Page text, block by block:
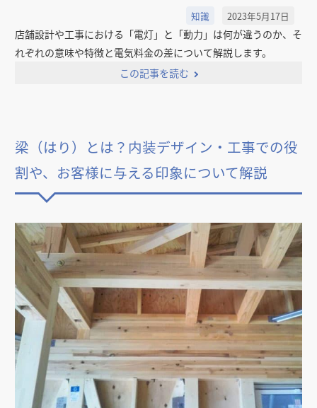
知識 2023年5月17日
店舗設計や工事における「電灯」と「動力」は何が違うのか、そ
れぞれの意味や特徴と電気料金の差について解説します。
この記事を読む
梁（はり）とは？内装デザイン・工事での役
割や、お客様に与える印象について解説